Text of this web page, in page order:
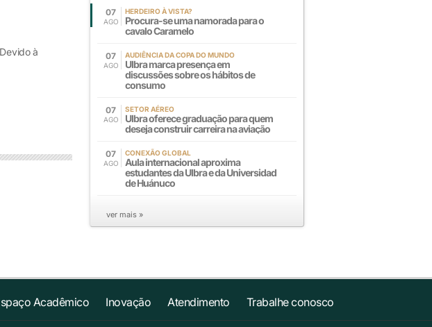
à
07
AGO
HERDEIRO À VISTA?
Procura-se uma namorada para o
cavalo Caramelo
07
AGO
AUDIÊNCIA DA COPA DO MUNDO
Ulbra marca presença em
discussões sobre os hábitos de
consumo
07
AGO
SETOR AÉREO
Ulbra oferece graduação para quem
deseja construir carreira na aviação
07
AGO
CONEXÃO GLOBAL
Aula internacional aproxima
estudantes da Ulbra e da Universidad
de Huánuco
ver mais »
Acadêmico Inovação Atendimento Trabalhe conosco